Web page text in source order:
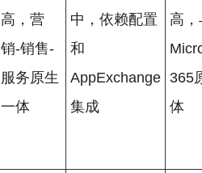
高，营
销-销售-
服务原生
一体
中，依赖配置
和
AppExchange
集成
高
365
体